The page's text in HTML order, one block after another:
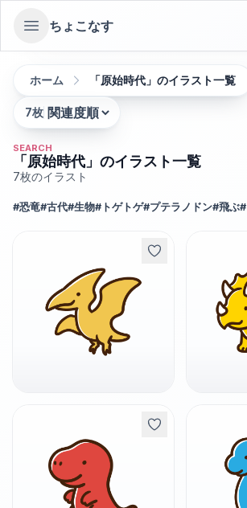
Open sidebar
ちょこなす
ホーム 「原始時代」のイラスト一覧
7枚
並び替え:
SEARCH
「原始時代」のイラスト一覧
7枚のイラスト
#恐竜#古代#生物# トゲトゲ#プテラノドン#飛ぶ#